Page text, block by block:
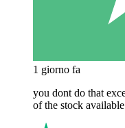
1 giorno fa
you dont do that
of the stock